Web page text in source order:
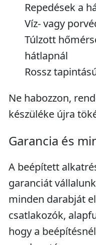
Repedések a
Víz- vagy
Túlzott
hátlapnál
Rossz
Ne habozzon,
készüléke újra
Garancia és
A beépített
garanciát
minden darabját
csatlakozók,
hogy a